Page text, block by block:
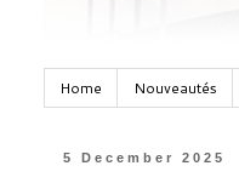
Home Nouveautés
5 December 2025